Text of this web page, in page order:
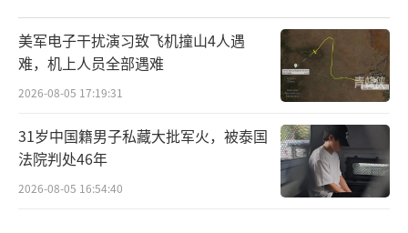
美军电子干扰演习致飞机撞山4人遇
难，机上人员全部遇难
2026-08-05 17:19:31
31岁中国籍男子私藏大批军火，被泰国
法院判处46年
2026-08-05 16:54:40